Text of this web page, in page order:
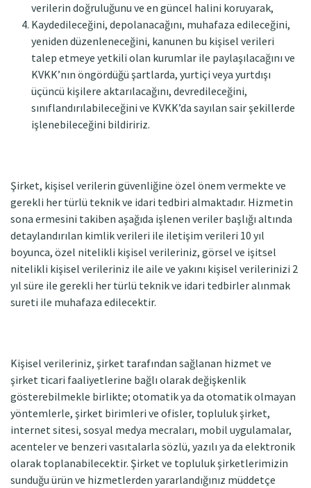
verilerin doğruluğunu ve en güncel halini koruyarak,
Kaydedileceğini, depolanacağını, muhafaza edileceğini,
yeniden düzenleneceğini, kanunen bu kişisel verileri
talep etmeye yetkili olan kurumlar ile paylaşılacağını ve
KVKK’nın öngördüğü şartlarda, yurtiçi veya yurtdışı
üçüncü kişilere aktarılacağını, devredileceğini,
sınıflandırılabileceğini ve KVKK’da sayılan sair şekillerde
işlenebileceğini bildiririz.
Şirket, kişisel verilerin güvenliğine özel önem vermekte ve
gerekli her türlü teknik ve idari tedbiri almaktadır. Hizmetin
sona ermesini takiben aşağıda işlenen veriler başlığı altında
detaylandırılan kimlik verileri ile iletişim verileri 10 yıl
boyunca, özel nitelikli kişisel verileriniz, görsel ve işitsel
nitelikli kişisel verileriniz ile aile ve yakını kişisel verilerinizi 2
yıl süre ile gerekli her türlü teknik ve idari tedbirler alınmak
sureti ile muhafaza edilecektir.
Kişisel verileriniz, şirket tarafından sağlanan hizmet ve
şirket ticari faaliyetlerine bağlı olarak değişkenlik
gösterebilmekle birlikte; otomatik ya da otomatik olmayan
yöntemlerle, şirket birimleri ve ofisler, topluluk şirket,
internet sitesi, sosyal medya mecraları, mobil uygulamalar,
acenteler ve benzeri vasıtalarla sözlü, yazılı ya da elektronik
olarak toplanabilecektir. Şirket ve topluluk şirketlerimizin
sunduğu ürün ve hizmetlerden yararlandığınız müddetçe